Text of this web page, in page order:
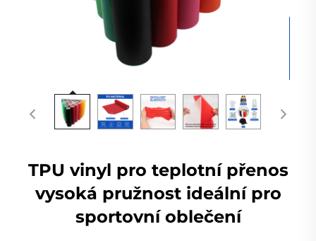
TPU vinyl pro teplotní přenos
vysoká pružnost ideální pro
sportovní oblečení